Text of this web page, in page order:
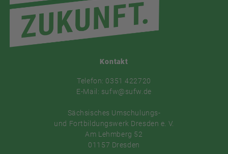
Kontakt
Telefon: 0351 422720
E-Mail: sufw@sufw.de
Sächsisches Umschulungs-
und Fortbildungswerk Dresden e. V.
Am Lehmberg 52
01157 Dresden